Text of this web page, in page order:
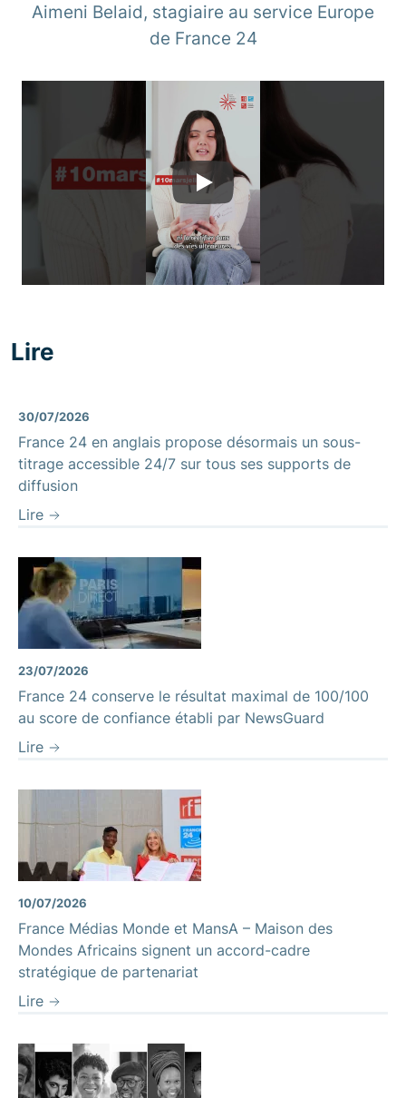
Aimeni Belaid, stagiaire au service Europe
de France 24
Play
Lire
30/07/2026
France 24 en anglais propose désormais un sous-
titrage accessible 24/7 sur tous ses supports de
diffusion
Lire
23/07/2026
France 24 conserve le résultat maximal de 100/100
au score de confiance établi par NewsGuard
Lire
10/07/2026
France Médias Monde et MansA – Maison des
Mondes Africains signent un accord-cadre
stratégique de partenariat
Lire